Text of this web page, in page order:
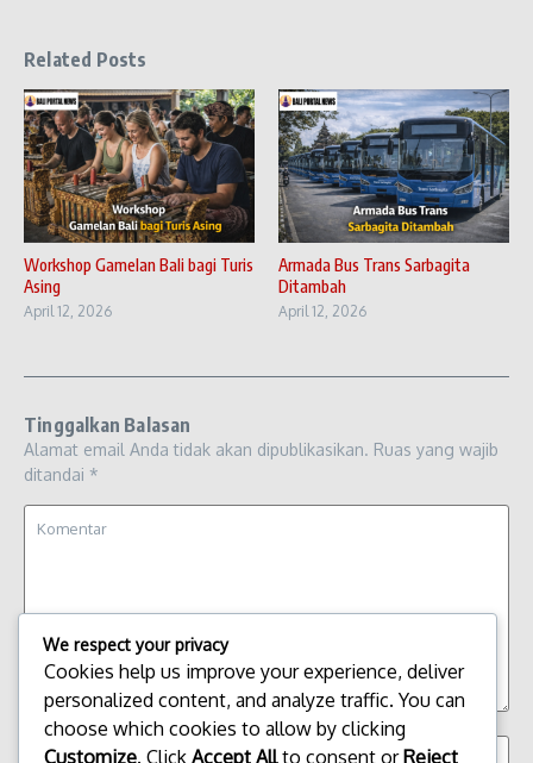
Related Posts
Workshop Gamelan Bali bagi Turis
Asing
April 12, 2026
Armada Bus Trans Sarbagita
Ditambah
April 12, 2026
Tinggalkan Balasan
Alamat email Anda tidak akan dipublikasikan. Ruas yang wajib
ditandai *
We respect your privacy
Cookies help us improve your experience, deliver
personalized content, and analyze traffic. You can
choose which cookies to allow by clicking
Customize. Click Accept Allto consent orReject